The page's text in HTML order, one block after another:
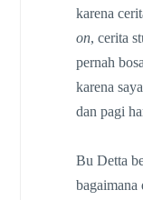
karena
on, cerita
pernah
karena
dan pagi
Bu Detta